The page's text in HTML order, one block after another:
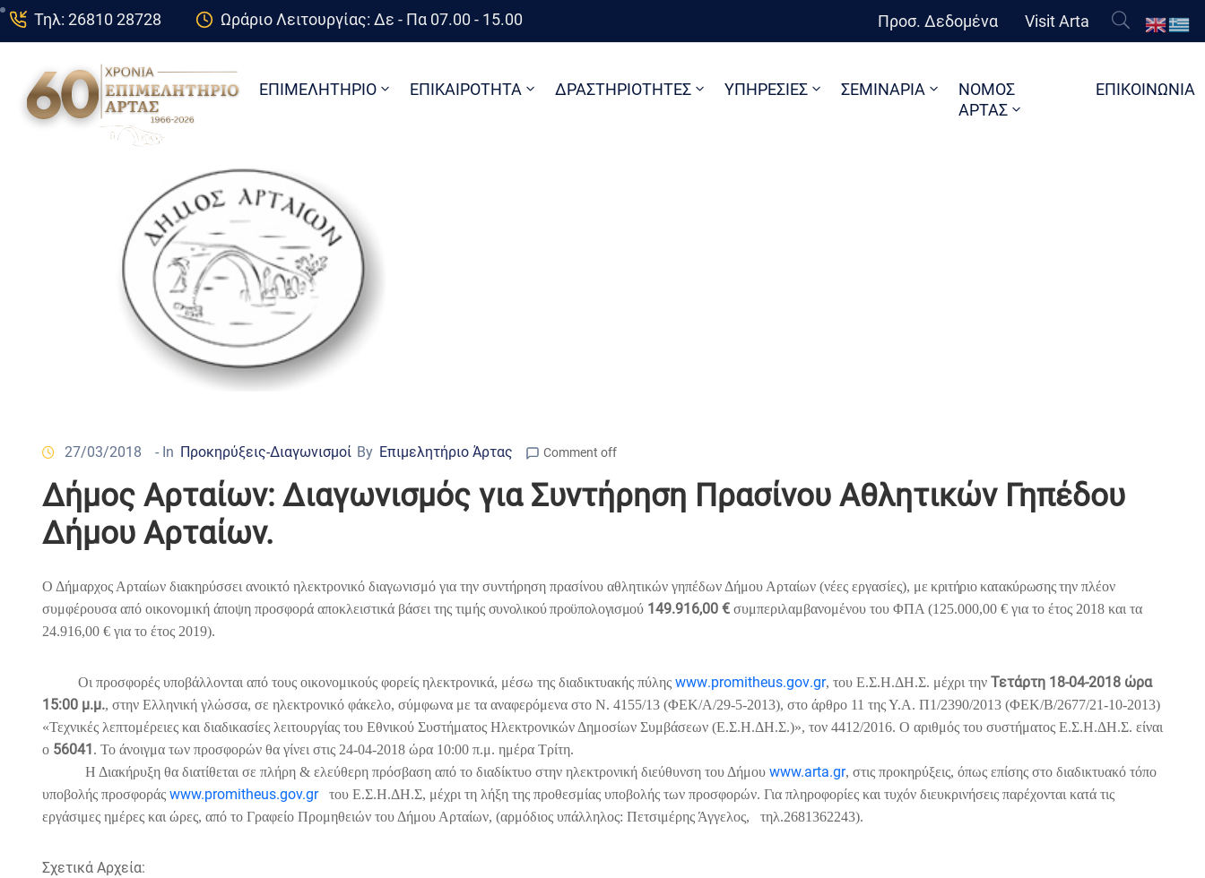
Τηλ: 26810 28728 Ωράριο Λειτουργίας: Δε - Πα 07.00 - 15.00 Προσ. Δεδομένα Visit Arta
ΕΠΙΜΕΛΗΤΗΡΙΟ ΕΠΙΚΑΙΡΟΤΗΤΑ ΔΡΑΣΤΗΡΙΟΤΗΤΕΣ ΥΠΗΡΕΣΙΕΣ ΣΕΜΙΝΑΡΙΑ
ΝΟΜΟΣ
ΑΡΤΑΣ
ΕΠΙΚΟΙΝΩΝΙΑ
27/03/2018 - In Προκηρύξεις-Διαγωνισμοί By Επιμελητήριο Άρτας Comment off
Δήμος Αρταίων: Διαγωνισμός για Συντήρηση Πρασίνου Αθλητικών Γηπέδου
Δήμου Αρταίων.
Ο Δήμαρχος Αρταίων διακηρύσσει ανοικτό ηλεκτρονικό διαγωνισμό για την συντήρηση πρασίνου αθλητικών γηπέδων Δήμου Αρταίων (νέες εργασίες), με κριτήριο κατακύρωσηςτην πλέον
συμφέρουσα από οικονομική άποψη προσφορά αποκλειστικά βάσει της τιμής συνολικού προϋπολογισμού 149.916,00 €συμπεριλαμβανομένου του ΦΠΑ (125.000,00 € για το έτος 2018 και τα
24.916,00 € για το έτος 2019).
Οι προσφορές υποβάλλονται από τους οικονομικούς φορείς ηλεκτρονικά, μέσω της διαδικτυακής πύλης www.promitheus.gov.gr, του Ε.Σ.Η.ΔΗ.Σ. μέχρι την Τετάρτη 18-04-2018 ώρα
15:00 μ.μ., στην Ελληνική γλώσσα, σε ηλεκτρονικό φάκελο, σύμφωνα με τα αναφερόμενα στο Ν. 4155/13 (ΦΕΚ/Α/29-5-2013), στο άρθρο 11 της Υ.Α. Π1/2390/2013 (ΦΕΚ/Β/2677/21-10-2013)
«Τεχνικές λεπτομέρειες και διαδικασίες λειτουργίας του Εθνικού Συστήματος Ηλεκτρονικών Δημοσίων Συμβάσεων (Ε.Σ.Η.ΔΗ.Σ.)», τον 4412/2016. Ο αριθμός του συστήματος Ε.Σ.Η.ΔΗ.Σ. είναι
ο 56041 . Το άνοιγμα των προσφορών θα γίνει στις 24-04-2018 ώρα 10:00 π.μ. ημέρα Τρίτη.
Η Διακήρυξη θα διατίθεται σε πλήρη & ελεύθερη πρόσβαση από το διαδίκτυο στην ηλεκτρονική διεύθυνση του Δήμου www.arta.gr, στις προκηρύξεις, όπως επίσης στο διαδικτυακό τόπο
υποβολής προσφοράς www.promitheus.gov.grτου Ε.Σ.Η.ΔΗ.Σ, μέχρι τη λήξη της προθεσμίας υποβολής των προσφορών. Για πληροφορίες και τυχόν διευκρινήσεις παρέχονται κατά τις
εργάσιμες ημέρες και ώρες, από το Γραφείο Προμηθειών του Δήμου Αρταίων, (αρμόδιος υπάλληλος: Πετσιμέρης Άγγελος, τηλ.2681362243).
Σχετικά Αρχεία: